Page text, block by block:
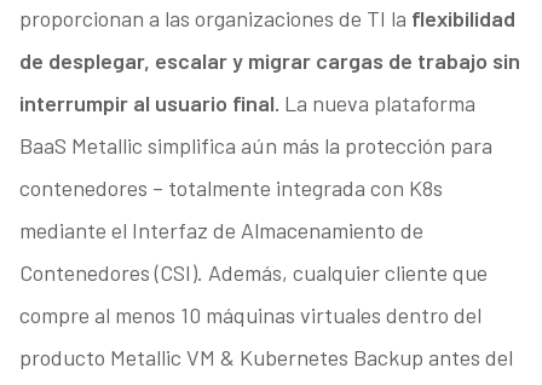
proporcionan a las organizaciones de TI la flexibilidad
de desplegar, escalar y migrar cargas de trabajo sin
interrumpir al usuario final. La nueva plataforma
BaaS Metallic simplifica aún más la protección para
contenedores – totalmente integrada con K8s
mediante el Interfaz de Almacenamiento de
Contenedores (CSI). Además, cualquier cliente que
compre al menos 10 máquinas virtuales dentro del
producto Metallic VM & Kubernetes Backup antes del